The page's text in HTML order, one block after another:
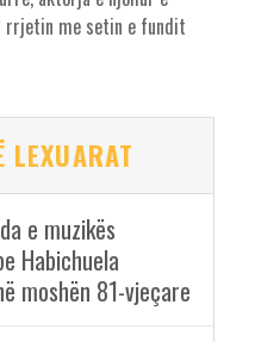
rrjetin me setin e fundit
LEXUARAT
e muzikës
Habichuela
moshën 81-vjeçare